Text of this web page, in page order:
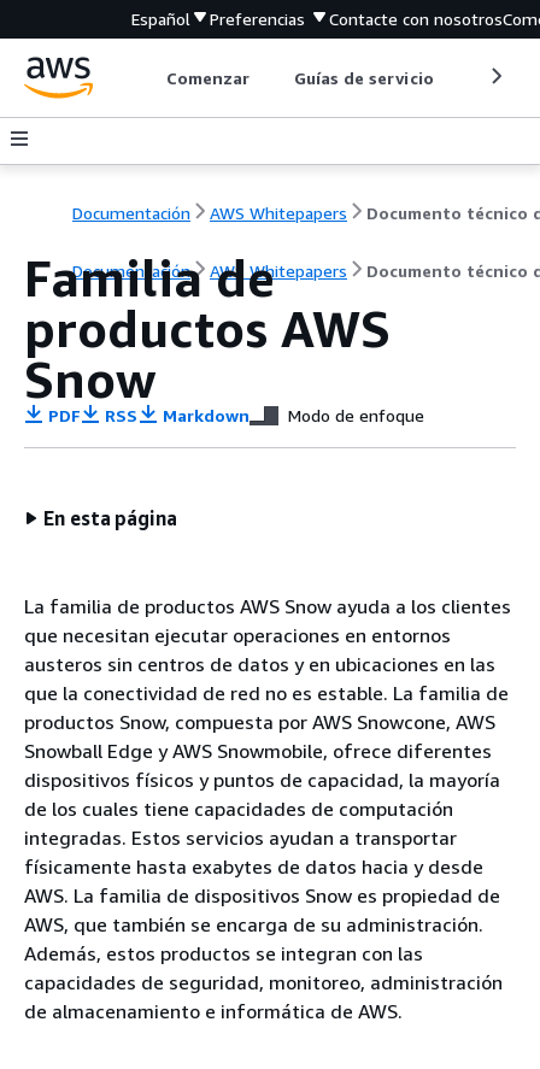
Español Preferencias Contacte con nosotros
Comenzar Guías de servicio
Documentación AWS Whitepapers
Documentación AWS Whitepapers Documento técnico
Familia de
productos AWS
Snow
PDF RSS Markdown Modo de enfoque
En esta página
La familia de productos AWS Snow ayuda a los clientes
que necesitan ejecutar operaciones en entornos
austeros sin centros de datos y en ubicaciones en las
que la conectividad de red no es estable. La familia de
productos Snow, compuesta por AWS Snowcone, AWS
Snowball Edge y AWS Snowmobile, ofrece diferentes
dispositivos físicos y puntos de capacidad, la mayoría
de los cuales tiene capacidades de computación
integradas. Estos servicios ayudan a transportar
físicamente hasta exabytes de datos hacia y desde
AWS. La familia de dispositivos Snow es propiedad de
AWS, que también se encarga de su administración.
Además, estos productos se integran con las
capacidades de seguridad, monitoreo, administración
de almacenamiento e informática de AWS.